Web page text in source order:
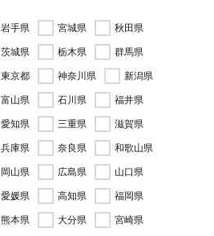
岩手県 宮城県
秋田県
茨城県 栃木県
群馬県
東京都 神奈川県
新潟県
富山県 石川県
福井県
愛知県 三重県
滋賀県
兵庫県 奈良県
和歌山県
岡山県 広島県
山口県
愛媛県 高知県
福岡県
熊本県 大分県
宮崎県